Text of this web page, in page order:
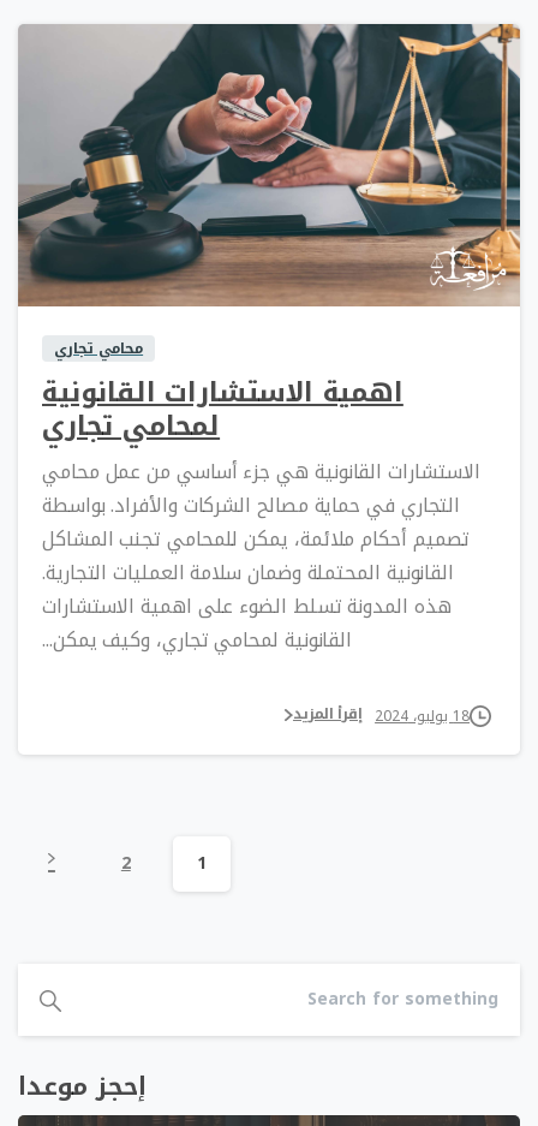
محامي تجاري
اهمية الاستشارات القانونية
لمحامي تجاري
الاستشارات القانونية هي جزء أساسي من عمل محامي
التجاري في حماية مصالح الشركات والأفراد. بواسطة
تصميم أحكام ملائمة، يمكن للمحامي تجنب المشاكل
القانونية المحتملة وضمان سلامة العمليات التجارية.
هذه المدونة تسلط الضوء على اهمية الاستشارات
القانونية لمحامي تجاري، وكيف يمكن...
18 يوليو، 2024 إقرأ المزيد
1
2
إحجز موعدا